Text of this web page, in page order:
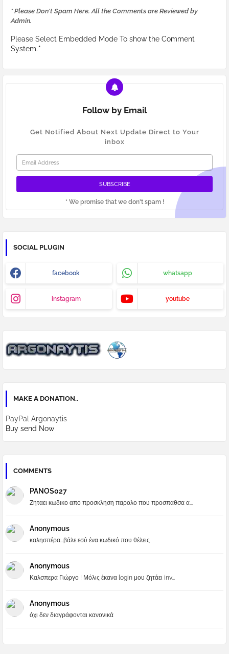
* Please Don't Spam Here. All the Comments are Reviewed by
Admin.
Please Select Embedded Mode To show the Comment
System.*
Follow by Email
Get Notified About Next Update Direct to Your
inbox
* We promise that we don't spam !
SOCIAL PLUGIN
facebook whatsapp
instagram youtube
MAKE A DONATION..
PayPal Argonaytis
Buy send Now
COMMENTS
PANOS027
Ζηταει κωδικο απο προσκληση παρολο που προσπαθσα α...
Anonymous
καλησπέρα...βάλε εσύ ένα κωδικό που θέλεις
Anonymous
Καλσπερα Γιώργο ! Μόλις έκανα login μου ζητάει inv...
Anonymous
όχι δεν διαγράφονται κανονικά